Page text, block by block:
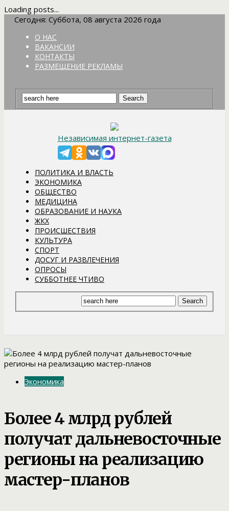
Loading posts...
Сегодня: Суббота, 08 августа 2026 года
О НАС
ВАКАНСИИ
КОНТАКТЫ
РАЗМЕЩЕНИЕ РЕКЛАМЫ
Независимая интернет-газета
ПОЛИТИКА И ВЛАСТЬ
ЭКОНОМИКА
ОБЩЕСТВО
МЕДИЦИНА
ОБРАЗОВАНИЕ И НАУКА
ЖКХ
ПРОИСШЕСТВИЯ
КУЛЬТУРА
СПОРТ
ДОСУГ И РАЗВЛЕЧЕНИЯ
ОПРОСЫ
СУББОТНЕЕ ЧТИВО
Экономика
Более 4 млрд рублей
получат дальневосточные
регионы на реализацию
мастер-планов